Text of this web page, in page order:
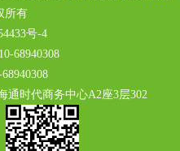
所有
号-4
68940308
通时代商务中心A2座3层302